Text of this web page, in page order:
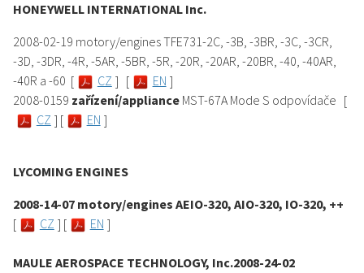
HONEYWELL INTERNATIONAL Inc.
2008-02-19 motory/engines TFE731-2C, -3B, -3BR, -3C, -3CR,
-3D, -3DR, -4R, -5AR, -5BR, -5R, -20R, -20AR, -20BR, -40, -40AR,
-40R a -60 [
CZ ] [ EN ]
2008-0159 zařízení/appliance MST-67A Mode S odpovídače [
CZ ] [ EN ]
LYCOMING ENGINES
2008-14-07 motory/engines AEIO-320, AIO-320, IO-320, ++
[
CZ ] [ EN ]
MAULE AEROSPACE TECHNOLOGY, Inc.2008-24-02